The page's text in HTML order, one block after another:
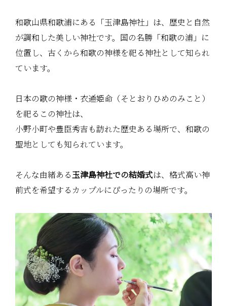
和歌山県和歌浦にある「玉津島神社」は、歴史と自然
が調和した美しい神社です。国の名勝「和歌の浦」に
位置し、古くから和歌の神様を祀る神社として知られ
ています。
日本の歌の神様・衣通姫命（そとおりひめのみこと）
を祀るこの神社は、
小野小町や豊臣秀吉も訪れた歴史ある場所で、和歌の
聖地としても知られています。
そんな由緒ある玉津島神社での結婚式は、格式高い神
前式を希望するカップルにぴったりの場所です。